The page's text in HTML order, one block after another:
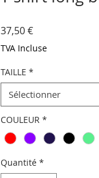
37,50 €Prix
TVA Incluse
TAILLE *
Sélectionner
COULEUR *
Quantité *